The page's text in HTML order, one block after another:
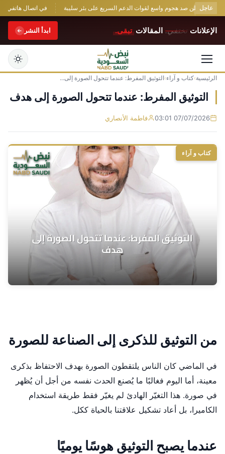
عاجليعلن صد هجوم واسع لقوات الدعم السريع على بئر سليبة في اتصال هاتفي مع
الإعلانات تختفي. المقالات تبقى. ابدأ النشر
التجاوز
إلى
المحتوى
الرئيسية›كتاب و آراء›التوثيق المفرط: عندما تتحول الصورة إلى...
التوثيق المفرط: عندما تتحول الصورة إلى هدف
07/07/2026 03:01 فاطمة الأنصاري
كتاب و آراء
من التوثيق للذكرى إلى الصناعة للصورة
في الماضي كان الناس يلتقطون الصورة بهدف الاحتفاظ بذكرى
معينة، أما اليوم فغالبًا ما يُصنع الحدث نفسه من أجل أن يُظهر
في صورة. هذا التغيّر الهادئ لم يغيّر فقط طريقة استخدام
الكاميرا، بل أعاد تشكيل علاقتنا بالحياة ككل.
عندما يصبح التوثيق هوسًا يوميًا